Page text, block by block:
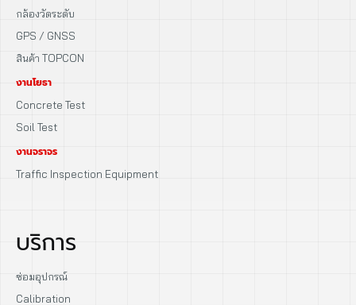
กล้องวัดระดับ
GPS / GNSS
สินค้า TOPCON
งานโยธา
Concrete Test
Soil Test
งานจราจร
Traffic Inspection Equipment
บริการ
ซ่อมอุปกรณ์
Calibration